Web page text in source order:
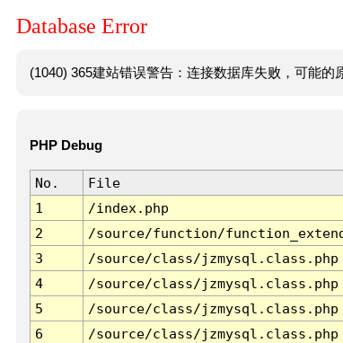
Database Error
(1040) 365建站错误警告：连接数据库失败，可能的
PHP Debug
No. File
1
/index.php
2
/source/function/
3
/source/class/jzmysql.class.php
4
/source/class/jzmysql.class.php
5
/source/class/jzmysql.class.php
6
/source/class/jzmysql.class.php